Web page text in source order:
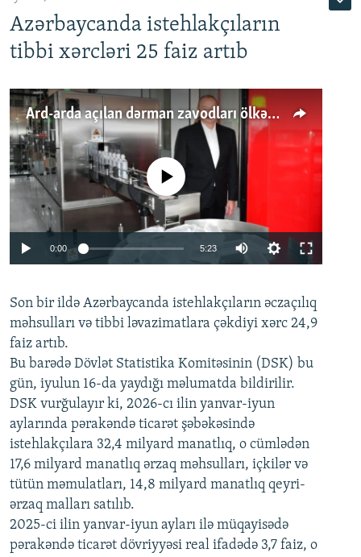
Azərbaycanda istehlakçıların
tibbi xərcləri 25 faiz artıb
Ard-arda açılan dərman zavodları ölkənin tələbatını ödəyirmi?
Auto 240p 360p 480p
720p 1080p
No media source currently available
0:00 5:23
360p
480p
720p
1080p
Son bir ildə Azərbaycanda istehlakçıların əczaçılıq
məhsulları və tibbi ləvazimatlara çəkdiyi xərc 24,9
faiz artıb.
Bu barədə Dövlət Statistika Komitəsinin (DSK) bu
gün, iyulun 16-da yaydığı məlumatda bildirilir.
DSK vurğulayır ki, 2026-cı ilin yanvar-iyun
aylarında pərakəndə ticarət şəbəkəsində
istehlakçılara 32,4 milyard manatlıq, o cümlədən
17,6 milyard manatlıq ərzaq məhsulları, içkilər və
tütün məmulatları, 14,8 milyard manatlıq qeyri-
ərzaq malları satılıb.
2025-ci ilin yanvar-iyun ayları ilə müqayisədə
pərakəndə ticarət dövriyyəsi real ifadədə 3,7 faiz, o